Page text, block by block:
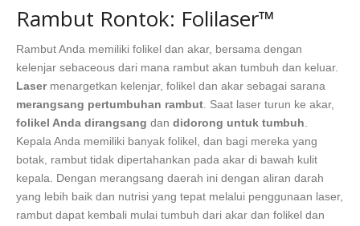
Rambut Rontok: Folilaser™
Rambut Anda memiliki folikel dan akar, bersama dengan
kelenjar sebaceous dari mana rambut akan tumbuh dan keluar.
Lasermenargetkan kelenjar, folikel dan akar sebagai sarana
merangsang pertumbuhan rambut . Saat laser turun ke akar,
folikel Anda dirangsang dan didorong untuk tumbuh
Kepala Anda memiliki banyak folikel, dan bagi mereka yang
botak, rambut tidak dipertahankan pada akar di bawah kulit
kepala. Dengan merangsang daerah ini dengan aliran darah
yang lebih baik dan nutrisi yang tepat melalui penggunaan laser,
rambut dapat kembali mulai tumbuh dari akar dan folikel dan